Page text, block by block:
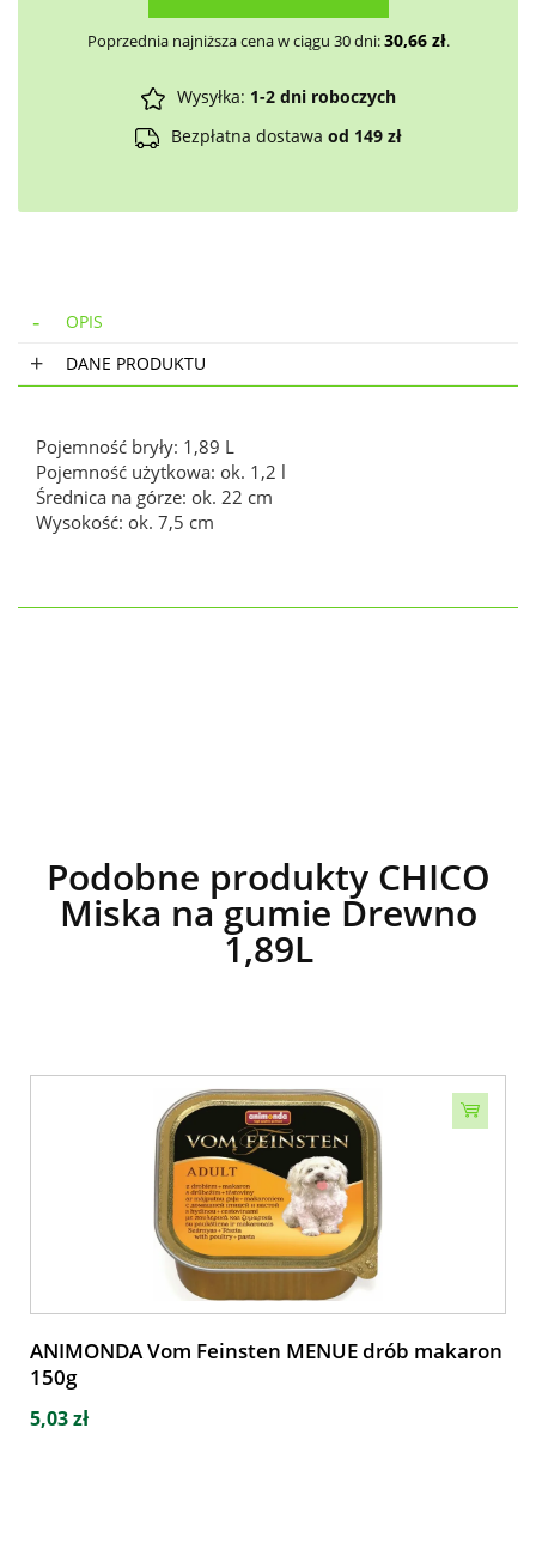
Poprzednia najniższa cena w ciągu 30 dni:30,66 zł.
Wysyłka: 1-2 dni roboczych
Bezpłatna dostawa od 149 zł
OPIS
DANE PRODUKTU
Pojemność bryły: 1,89 L
Pojemność użytkowa: ok. 1,2 l
Średnica na górze: ok. 22 cm
Wysokość: ok. 7,5 cm
Podobne produkty CHICO
Miska na gumie Drewno
1,89L
ANIMONDA Vom Feinsten MENUE drób makaron
150g
5,03 zł